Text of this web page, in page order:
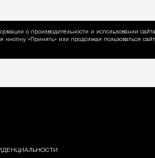
Cookie
о производительности и использовании
«Принять» или продолжая пользоваться